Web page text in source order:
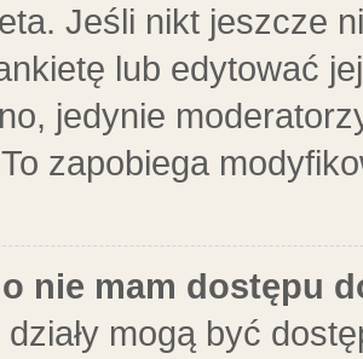
Jeśli nikt jeszcze
lub edytować
jedynie
zapobiega
nie mam dostępu
mogą być